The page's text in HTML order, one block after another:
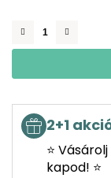
2+1
⭐
kapod! ⭐